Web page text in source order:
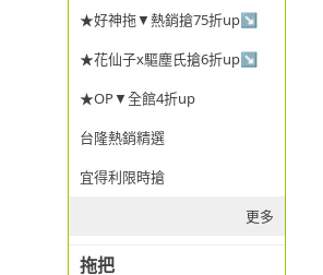
★好神拖▼熱銷搶75折up↘
★花仙子x驅塵氏搶6折up↘
★OP▼全館4折up
台隆熱銷精選
宜得利限時搶
更多
拖把